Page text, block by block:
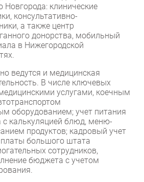
Новгорода: клинические
консультативно-
а также центр
донорства, мобильный
в Нижегородской
ведутся и медицинская
В числе ключевых
услугами, коечным
оборудованием; учет питания
с калькуляцией блюд, меню-
продуктов; кадровый учет
большого штата
сотрудников,
бюджета с учетом